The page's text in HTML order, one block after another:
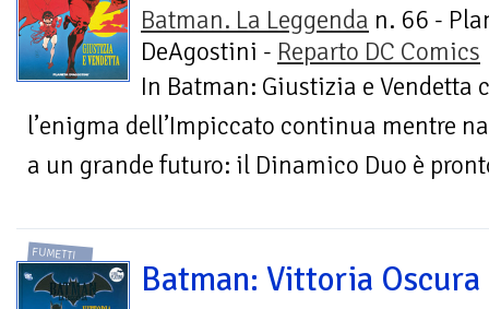
Batman. La Leggenda n. 66 -
DeAgostini - Reparto DC Comics
In Batman: Giustizia e
l’enigma dell’Impiccato continua mentre
a un grande futuro: il Dinamico Duo è
FUMETTI
Batman: Vittoria Oscura